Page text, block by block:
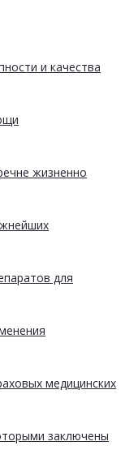
и качества
жизненно
для
медицинских
заключены